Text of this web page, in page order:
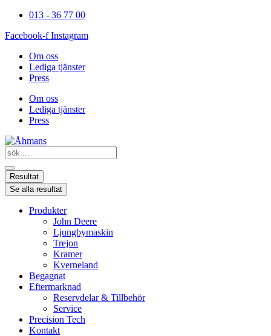
Hoppa
innehåll
013 - 36 77 00
Facebook-f Instagram
Om oss
Lediga tjänster
Press
Om oss
Lediga tjänster
Press
Search
...
Resultat
Se alla resultat
Produkter
John Deere
Ljungbymaskin
Trejon
Kramer
Kverneland
Begagnat
Eftermarknad
Reservdelar & Tillbehör
Service
Precision Tech
Kontakt